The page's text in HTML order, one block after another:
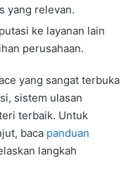
yang relevan.
ke layanan lain
perusahaan.
yang sangat terbuka
sistem ulasan
terbaik. Untuk
baca panduan
langkah